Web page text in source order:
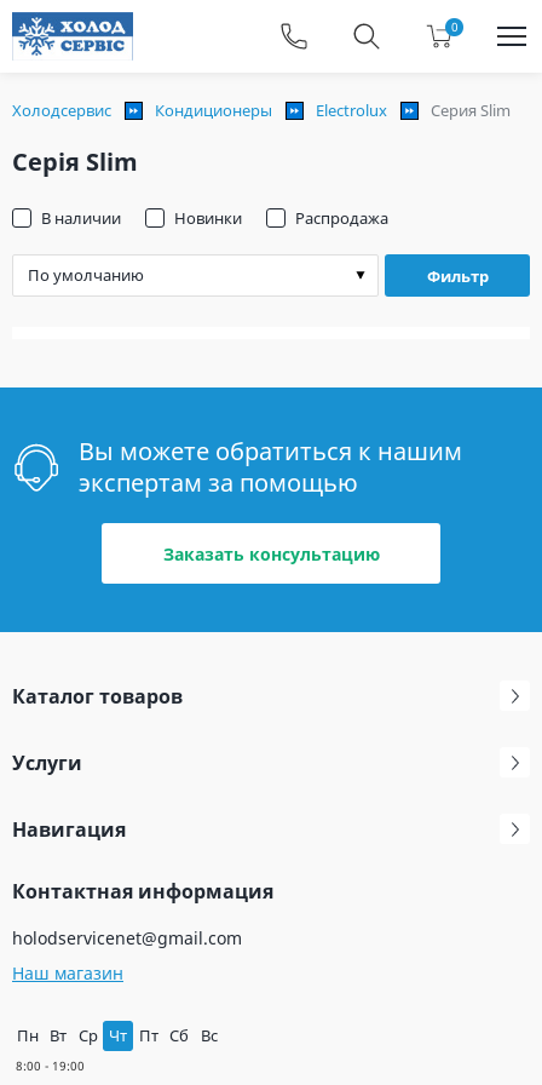
0
Холодсервис Кондиционеры Electrolux Серия Slim
Серія Slim
Фильтр
В наличии Новинки Распродажа
Вы можете обратиться к нашим
экспертам за помощью
Заказать консультацию
Каталог товаров
Услуги
Навигация
Контактная информация
holodservicenet@gmail.com
Наш магазин
Пн Вт Ср Чт Пт Сб Вс